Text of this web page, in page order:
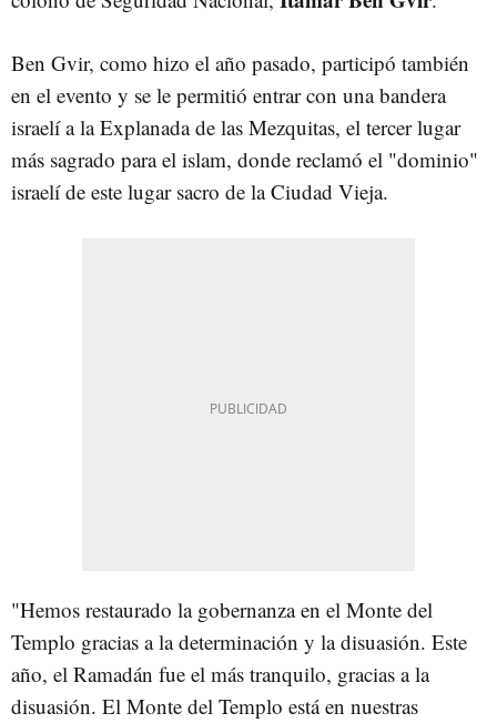
Ben Gvir, como hizo el año pasado, participó también
en el evento y se le permitió entrar con una bandera
israelí a la Explanada de las Mezquitas, el tercer lugar
más sagrado para el islam, donde reclamó el "dominio"
israelí de este lugar sacro de la Ciudad Vieja.
"Hemos restaurado la gobernanza en el Monte del
Templo gracias a la determinación y la disuasión. Este
año, el Ramadán fue el más tranquilo, gracias a la
disuasión. El Monte del Templo está en nuestras